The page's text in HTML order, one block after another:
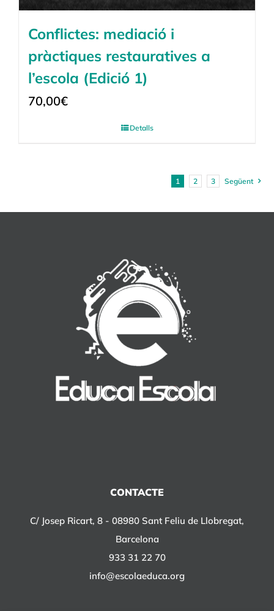
Conflictes: mediació i
pràctiques restauratives a
l’escola (Edició 1)
70,00€
Detalls
1 2 3 Següent
CONTACTE
C/ Josep Ricart, 8 - 08980 Sant Feliu de Llobregat,
Barcelona
933 31 22 70
info@escolaeduca.org